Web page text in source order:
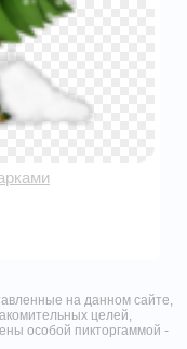
на данном сайте,
целей,
особой пикторгаммой -